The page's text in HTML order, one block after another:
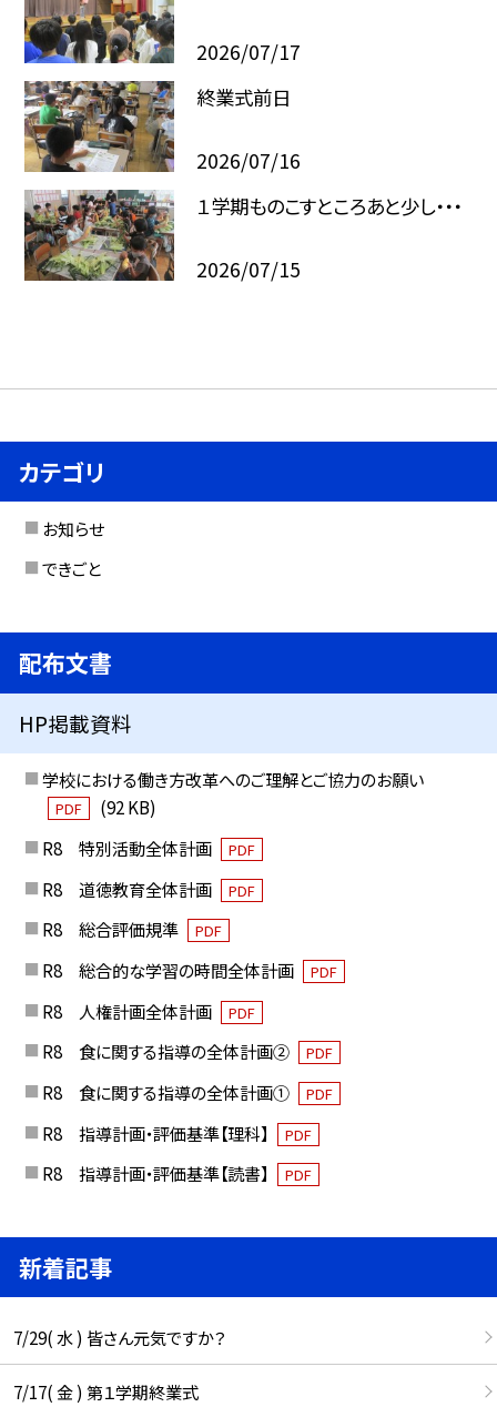
2026/07/17
終業式前日
2026/07/16
１学期ものこすところあと少し・・・
2026/07/15
カテゴリ
お知らせ
できごと
配布文書
HP掲載資料
学校における働き方改革へのご理解とご協力のお願い
PDF
(92 KB)
R8 特別活動全体計画
PDF
R8 道徳教育全体計画 PDF
R8 総合評価規準 PDF
R8 総合的な学習の時間全体計画 PDF
R8 人権計画全体計画 PDF
R8 食に関する指導の全体計画② PDF
R8 食に関する指導の全体計画① PDF
R8 指導計画・評価基準【理科】 PDF
R8 指導計画・評価基準【読書】 PDF
新着記事
7/29( 水 ) 皆さん元気ですか？
7/17( 金 ) 第１学期終業式